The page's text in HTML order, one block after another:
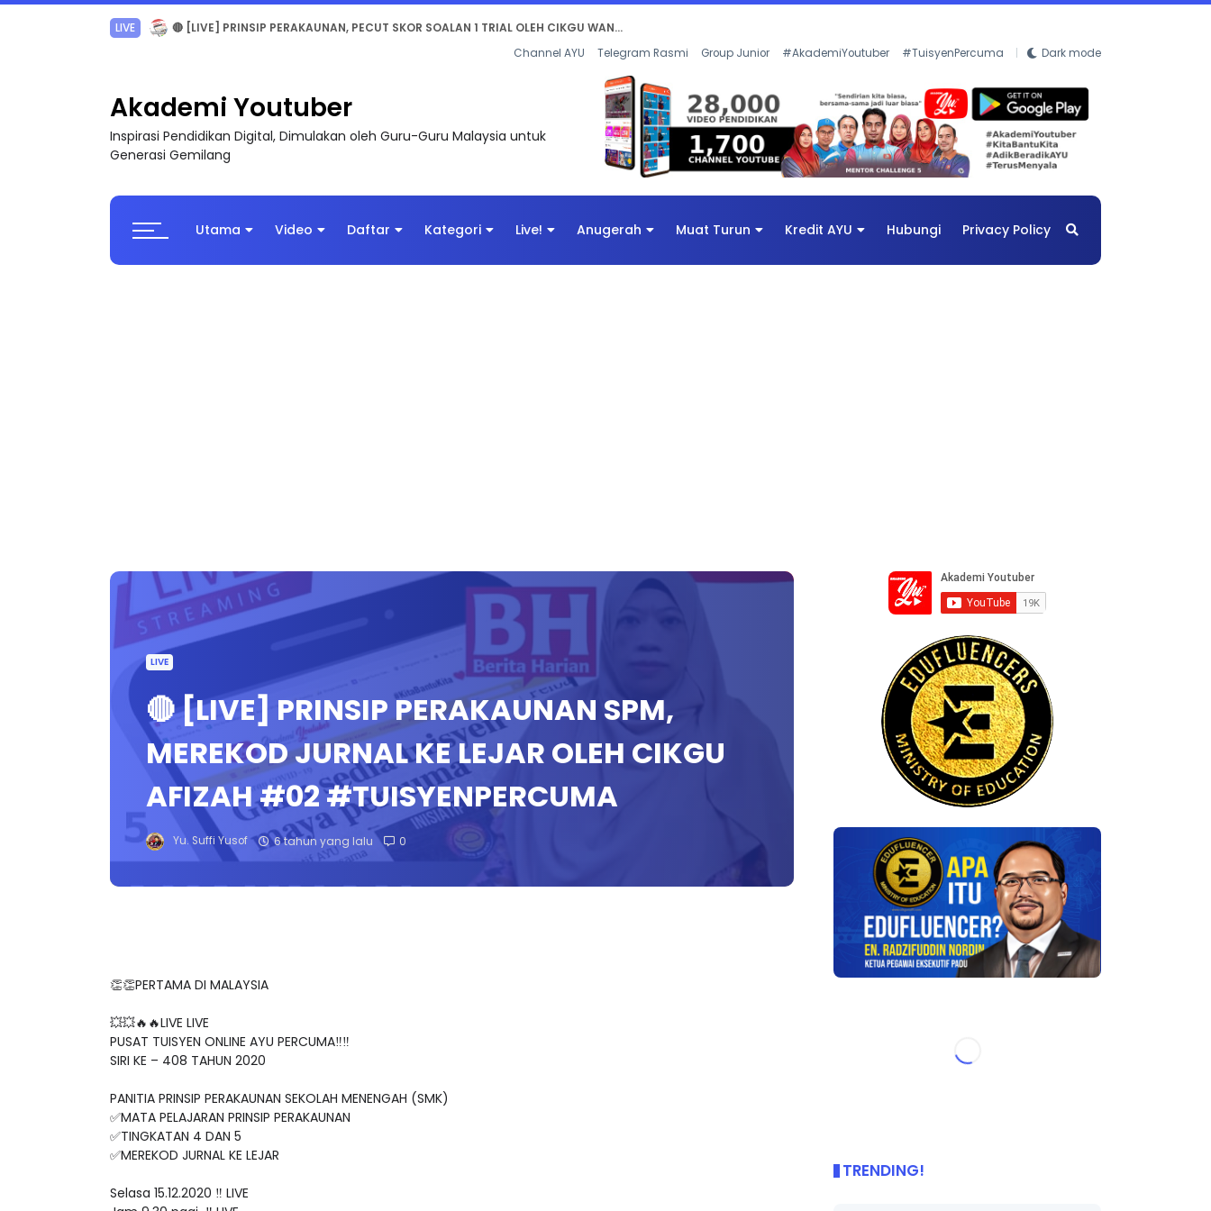
TRANSFORMASI DIGITAL GURU SIRI 7 : PAHLAWAN DIGITAL PENYELAMAT DUNIA
Channel AYU Telegram Rasmi Group Junior #AkademiYoutuber #TuisyenPercuma Dark mode
Akademi Youtuber
Inspirasi Pendidikan Digital, Dimulakan oleh Guru-Guru Malaysia untuk
Generasi Gemilang
Utama Video Daftar Kategori Live! Anugerah Muat Turun Kredit AYU Hubungi Privacy Policy
LIVE
🔴 [LIVE] PRINSIP PERAKAUNAN SPM,
MEREKOD JURNAL KE LEJAR OLEH CIKGU
AFIZAH #02 #TUISYENPERCUMA
Yu. Suffi Yusof 6 tahun yang lalu 0
👏👏PERTAMA DI MALAYSIA
💥💥🔥🔥LIVE LIVE
PUSAT TUISYEN ONLINE AYU PERCUMA‼️‼️
SIRI KE – 408 TAHUN 2020
PANITIA PRINSIP PERAKAUNAN SEKOLAH MENENGAH (SMK)
✅MATA PELAJARAN PRINSIP PERAKAUNAN
✅TINGKATAN 4 DAN 5
✅MEREKOD JURNAL KE LEJAR
Selasa 15.12.2020 ‼️ LIVE
TRENDING!